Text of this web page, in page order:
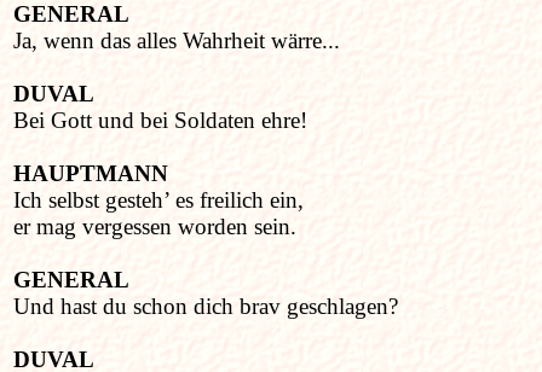
GENERAL
Ja, wenn das alles Wahrheit wärre...
DUVAL
Bei Gott und bei Soldaten ehre!
HAUPTMANN
Ich selbst gesteh’ es freilich ein,
er mag vergessen worden sein.
GENERAL
Und hast du schon dich brav geschlagen?
DUVAL